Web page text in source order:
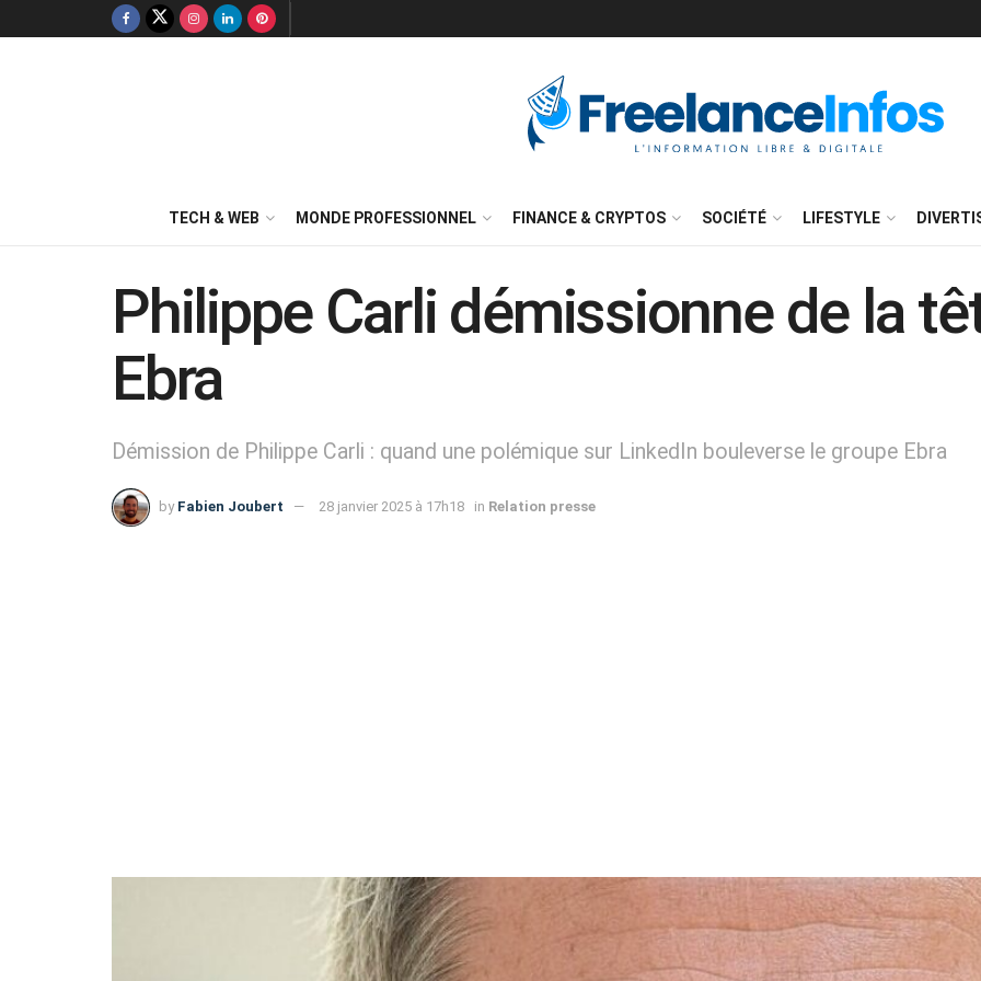
TECH & WEB MONDE PROFESSIONNEL FINANCE & CRYPTOS SOCIÉTÉ LIFESTYLE
Philippe Carli démissionne de la
Ebra
Démission de Philippe Carli : quand une polémique sur LinkedIn bouleverse le groupe Ebra
by Fabien Joubert 28 janvier 2025 à 17h18 in Relation presse